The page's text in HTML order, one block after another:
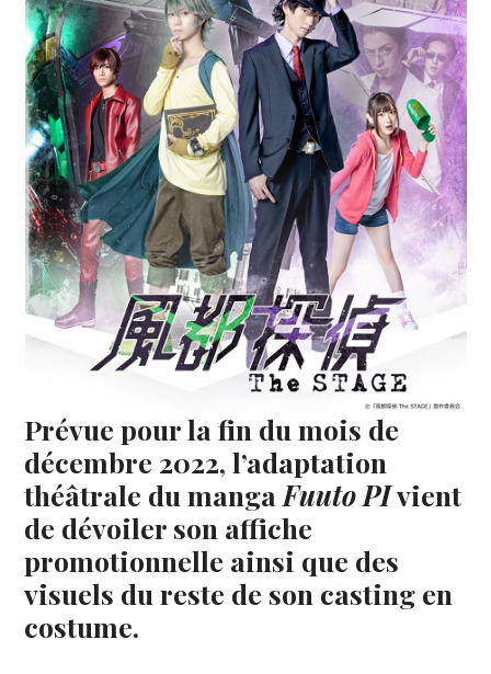
Prévue pour la fin du mois de
décembre 2022, l’adaptation
théâtrale du manga Fuuto PIvient
de dévoiler son affiche
promotionnelle ainsi que des
visuels du reste de son casting en
costume.